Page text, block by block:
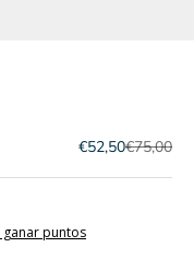
Precio de oferta
€52,50Precio
€75,00
ganar puntos